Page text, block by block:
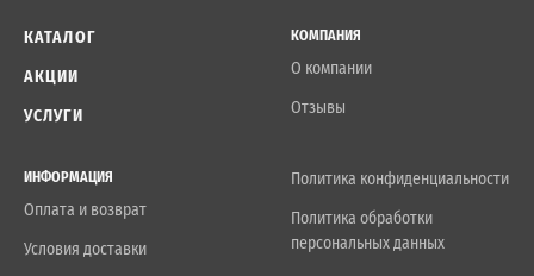
КАТАЛОГ
АКЦИИ
УСЛУГИ
КОМПАНИЯ
О компании
Отзывы
ИНФОРМАЦИЯ
Оплата и возврат
Условия доставки
Политика конфиденциальности
Политика обработки
персональных данных